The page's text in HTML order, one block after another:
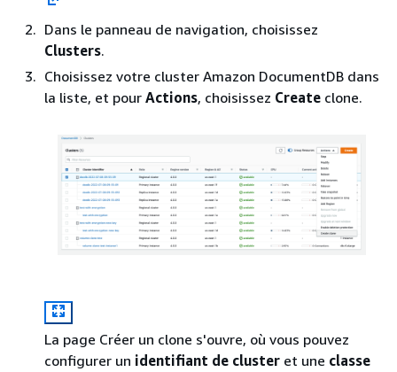
Dans le panneau de navigation, choisissez
Clusters.
Choisissez votre cluster Amazon DocumentDB dans
la liste, et pour Actions, choisissez Create clone.
La page Créer un clone s'ouvre, où vous pouvez
configurer un identifiant de cluster et une classe